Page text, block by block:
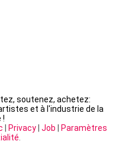
soutenez, achetez:
et à l'industrie de la
!
Privacy| Job
Paramètres